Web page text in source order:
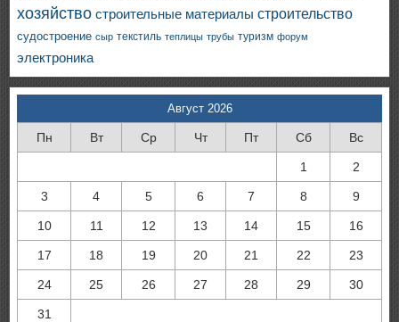
хозяйство строительные материалы строительство
судостроение сыр текстиль теплицы трубы туризм форум
электроника
Август 2026
Пн Вт Ср Чт Пт Сб Вс
1 2
3 4 5 6 7 8 9
10 11 12 13 14 15 16
17 18 19 20 21 22 23
24 25 26 27 28 29 30
31